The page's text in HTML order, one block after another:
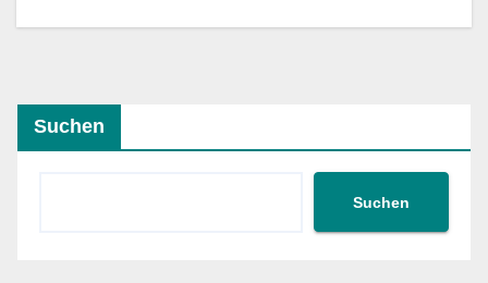
Suchen
Suchen